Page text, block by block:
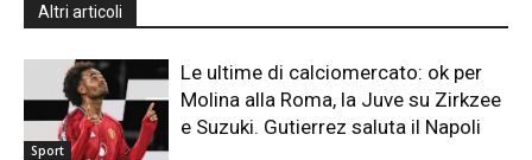
Altri articoli
Sport
Le ultime di calciomercato: ok per
Molina alla Roma, la Juve su Zirkzee
e Suzuki. Gutierrez saluta il Napoli